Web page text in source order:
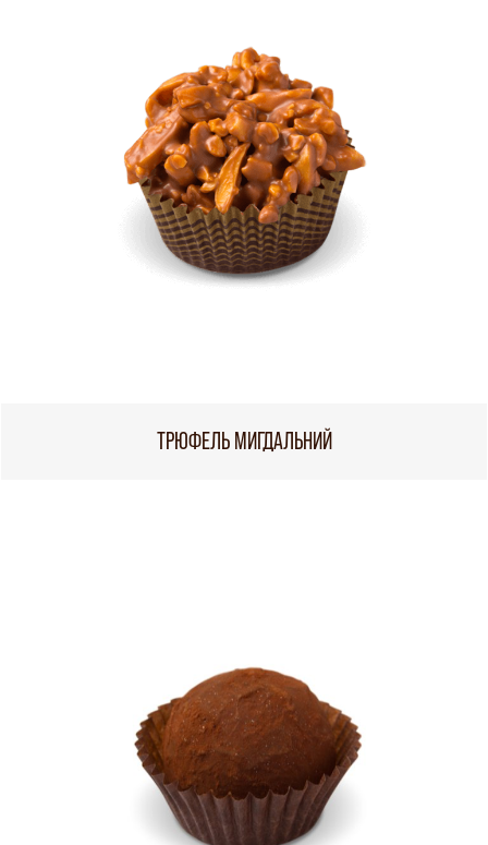
ТРЮФЕЛЬ МИГДАЛЬНИЙ